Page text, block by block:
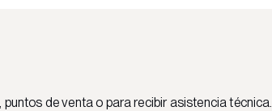
de venta o para recibir asistencia técnica.